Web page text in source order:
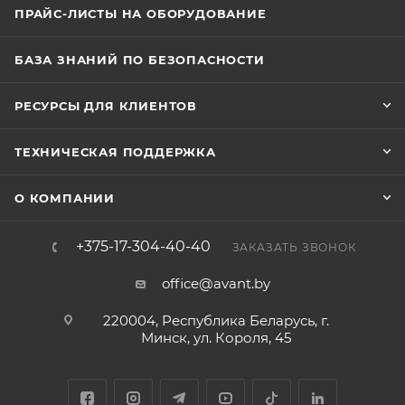
ПРАЙС-ЛИСТЫ НА ОБОРУДОВАНИЕ
БАЗА ЗНАНИЙ ПО БЕЗОПАСНОСТИ
РЕСУРСЫ ДЛЯ КЛИЕНТОВ
ТЕХНИЧЕСКАЯ ПОДДЕРЖКА
О КОМПАНИИ
+375-17-304-40-40 ЗАКАЗАТЬ ЗВОНОК
office@avant.by
220004, Республика Беларусь, г.
Минск, ул. Короля, 45